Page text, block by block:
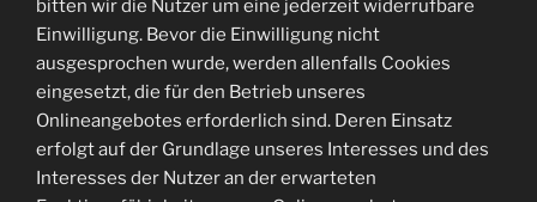
bitten wir die Nutzer um eine jederzeit widerrufbare
Einwilligung. Bevor die Einwilligung nicht
ausgesprochen wurde, werden allenfalls Cookies
eingesetzt, die für den Betrieb unseres
Onlineangebotes erforderlich sind. Deren Einsatz
erfolgt auf der Grundlage unseres Interesses und des
Interesses der Nutzer an der erwarteten